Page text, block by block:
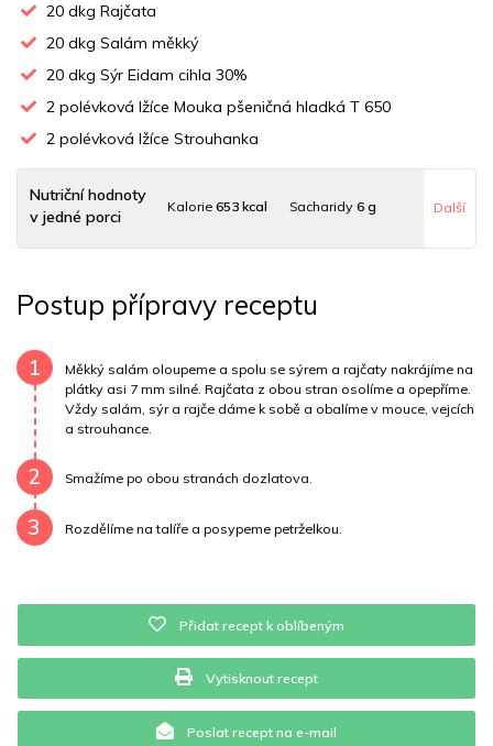
20 dkg Rajčata
20 dkg Salám měkký
20 dkg Sýr Eidam cihla 30%
2 polévková lžíce Mouka pšeničná hladká T 650
2 polévková lžíce Strouhanka
Nutriční hodnoty
v jedné porci
Kalorie653 kcal Sacharidy 6 g
Uhlovodany5 g Cholesterol152.2 mg
Draslík 307.5 mg Vláknina 1568 mg
Vitamín A1568 mg Vitamín B6 0.2 mg
Další
Postup přípravy receptu
1
Měkký salám oloupeme a spolu se sýrem a rajčaty nakrájíme na
plátky asi 7 mm silné. Rajčata z obou stran osolíme a opepříme.
Vždy salám, sýr a rajče dáme k sobě a obalíme v mouce, vejcích
a strouhance.
2 Smažíme po obou stranách dozlatova.
3 Rozdělíme na talíře a posypeme petrželkou.
Přidat recept k oblíbeným
Vytisknout recept
Poslat recept na e-mail